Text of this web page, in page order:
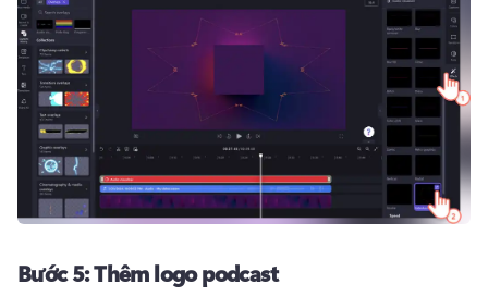
Bước 5:Thêm logo podcast